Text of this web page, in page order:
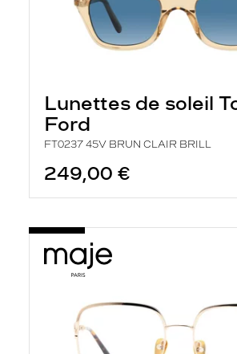
Lunettes de soleil
Ford
FT0237 45V BRUN CLAIR BRILL
249,00 €